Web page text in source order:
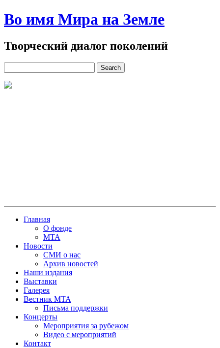
Во имя Мира на Земле
Творческий диалог поколений
Главная
О фонде
МТА
Новости
СМИ о нас
Архив новостей
Наши издания
Выставки
Галерея
Вестник МТА
Письма поддержки
Концерты
Мероприятия за рубежом
Видео с мероприятий
Контакт